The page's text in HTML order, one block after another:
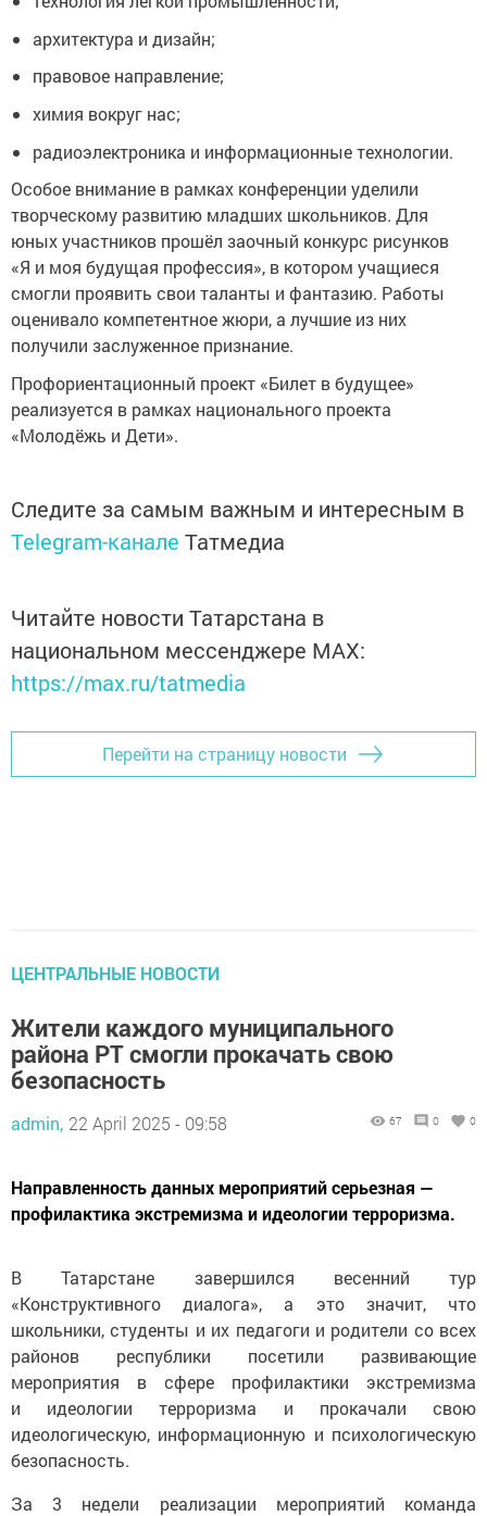
архитектура и дизайн;
правовое направление;
химия вокруг нас;
радиоэлектроника и информационные технологии.
Особое внимание в рамках конференции уделили
творческому развитию младших школьников. Для
юных участников прошёл заочный конкурс рисунков
«Я и моя будущая профессия», в котором учащиеся
смогли проявить свои таланты и фантазию. Работы
оценивало компетентное жюри, а лучшие из них
получили заслуженное признание.
Профориентационный проект «Билет в будущее»
реализуется в рамках национального проекта
«Молодёжь и Дети».
Следите за самым важным и интересным в
Telegram-канале Татмедиа
Читайте новости Татарстана в
национальном мессенджере MАХ:
https://max.ru/tatmedia
Перейти на страницу новости
ЦЕНТРАЛЬНЫЕ НОВОСТИ
Жители каждого муниципального
района РТ смогли прокачать свою
безопасность
admin, 22 April 2025 - 09:58 67 0 0
Направленность данных мероприятий серьезная —
профилактика экстремизма и идеологии терроризма.
В Татарстане завершился весенний тур
«Конструктивного диалога», а это значит, что
школьники, студенты и их педагоги и родители со всех
районов республики посетили развивающие
мероприятия в сфере профилактики экстремизма
и идеологии терроризма и прокачали свою
идеологическую, информационную и психологическую
безопасность.
За 3 недели реализации мероприятий команда